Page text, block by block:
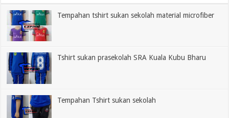
Tempahan tshirt sukan sekolah material microfiber
Tshirt sukan prasekolah SRA Kuala Kubu Bharu
Tempahan Tshirt sukan sekolah